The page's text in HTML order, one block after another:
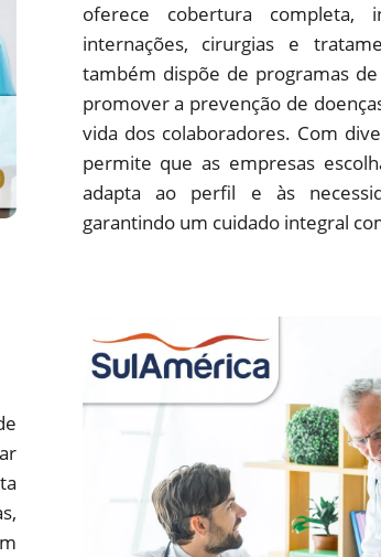
oferece cobertura completa,
internações, cirurgias e
também dispõe de programas
promover a prevenção de
vida dos colaboradores. Com
permite que as empresas
adapta ao perfil e às
garantindo um cuidado integral